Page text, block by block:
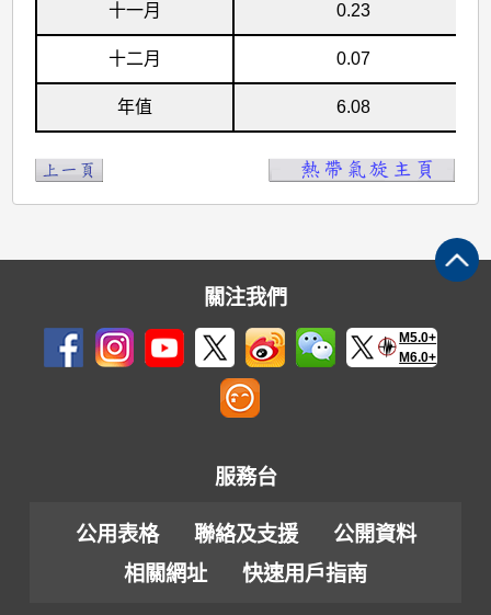
帶
壓)
的
月
十一月 0.23
十二月 0.07
年值 6.08
關注我們
M5.0+
M6.0+
服務台
公用表格 聯絡及支援
公開資料
相關網址
快速用戶指南